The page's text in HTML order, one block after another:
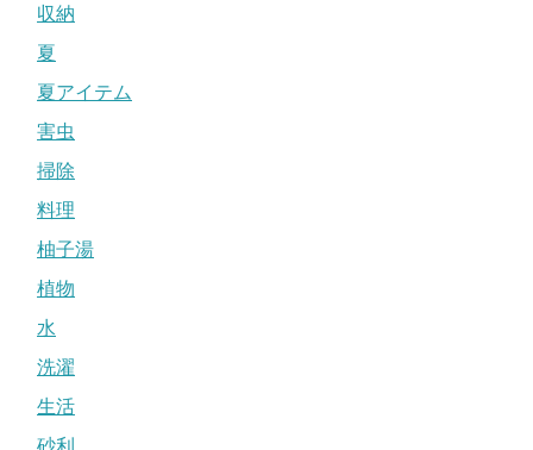
収納
夏
夏アイテム
害虫
掃除
料理
柚子湯
植物
水
洗濯
生活
砂利